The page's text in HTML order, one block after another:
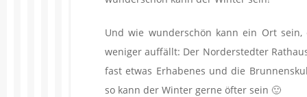
Und wie wunderschön kann ein Ort
weniger auffällt: Der Norderstedter
fast etwas Erhabenes und die
so kann der Winter gerne öfter sein 🙂